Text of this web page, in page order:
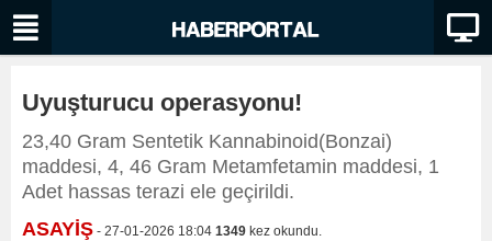
Uyuşturucu operasyonu!
23,40 Gram Sentetik Kannabinoid(Bonzai)
maddesi, 4, 46 Gram Metamfetamin maddesi, 1
Adet hassas terazi ele geçirildi.
ASAYİŞ - 27-01-2026 18:04 1349 kez okundu.